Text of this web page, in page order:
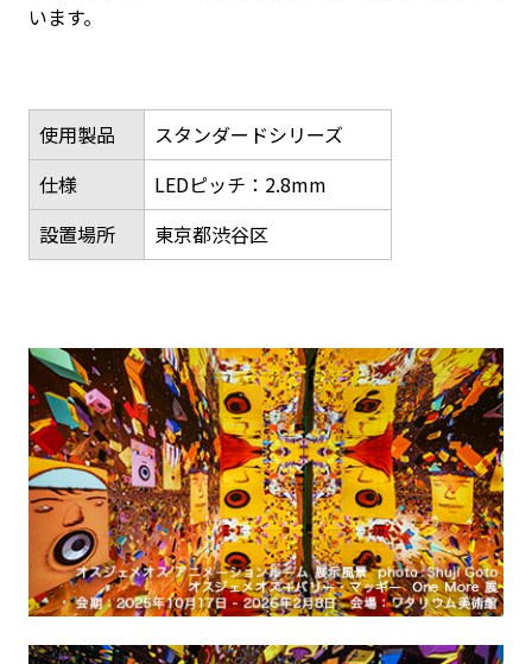
います。
使用製品
スタンダードシリーズ
仕様
LEDピッチ：2.8mm
設置場所
東京都渋谷区